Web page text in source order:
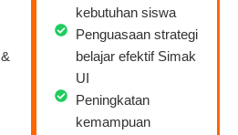
kebutuhan siswa
Penguasaan strategi
belajar efektif Simak
UI
Peningkatan
kemampuan